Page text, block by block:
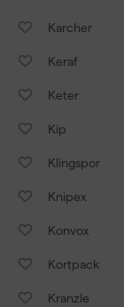
Karcher
Keraf
Keter
Kip
Klingspor
Knipex
Konvox
Kortpack
Kranzle